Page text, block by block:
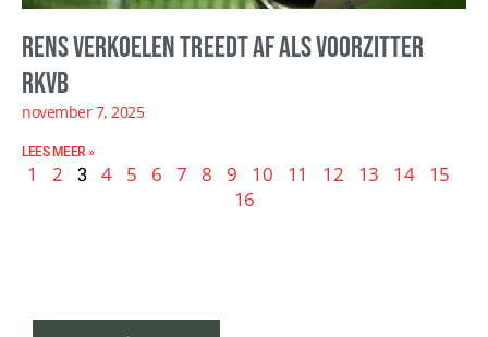
Rens Verkoelen treedt af als voorzitter
RKVB
november 7, 2025
LEES MEER »
1 2 3 4 5 6 7 8 9 10 11 12 13 14
15
16